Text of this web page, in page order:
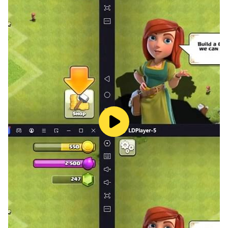
🧘 ENTDECKEN SIE JEDEN TAG EINEN
REZEPTVORSCHLAG: Lassen Sie sich von unseren
täglichen Empfehlungen inspirieren. Die Zubereitung
von Rezepten mit Ihrem intelligenten Multikocher ist
eine wahre Freude!
👬 EINE AKTIVE GEMEINSCHAFT: Erstellen Sie Ihre
eigenen Rezepte und teilen Sie sie mit der ganzen
Community. Kommentieren und bewerten Sie Rezepte
und geben Sie Ihre Tipps weiter.
Und weil Kochen und Teilen untrennbar miteinander
verbunden sind, haben Sie mit der My Tefal-App die
Möglichkeit, Ihre Lieblingsrezepte an Ihre Liebsten
weiterzuleiten!
🌍 LEEREN SIE IHREN KÜHLSCHRANK UND
VERMEIDEN SIE ABFALL: Dank der Funktion „In